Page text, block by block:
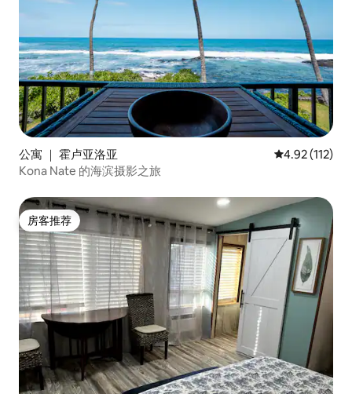
公寓 ｜ 霍卢亚洛亚 平均评分 4.92
4.92 (112)
Kona Nate 的海滨摄影之旅
房客推荐
房客推荐